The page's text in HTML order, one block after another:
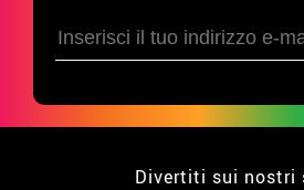
Divertiti sui nostri